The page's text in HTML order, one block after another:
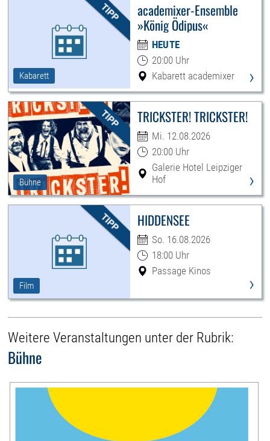
Kabarett
academixer-Ensemble
»König Ödipus«
HEUTE
20:00 Uhr
Kabarett academixer
›
Bühne
TRICKSTER! TRICKSTER!
Mi. 12.08.2026
20:00 Uhr
Galerie Hotel Leipziger
Hof
›
Film
HIDDENSEE
So. 16.08.2026
18:00 Uhr
Passage Kinos
›
Weitere Veranstaltungen unter der Rubrik:
Bühne